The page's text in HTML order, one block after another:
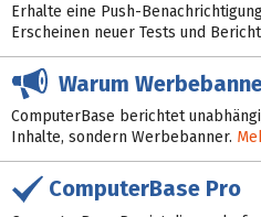
Erhalte eine Push-
Erscheinen neuer Tests und
Warum
ComputerBase berichtet
Inhalte, sondern Werbebanner.
ComputerBase Pro